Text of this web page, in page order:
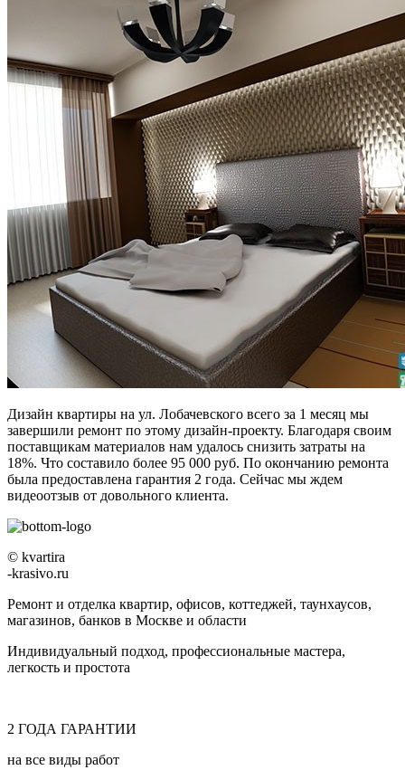
Дизайн квартиры на ул. Лобачевского всего за 1 месяц мы
завершили ремонт по этому дизайн-проекту. Благодаря своим
поставщикам материалов нам удалось снизить затраты на
18%. Что составило более 95 000 руб. По окончанию ремонта
была предоставлена гарантия 2 года. Сейчас мы ждем
видеоотзыв от довольного клиента.
© kvartira
-krasivo.ru
Ремонт и отделка квартир, офисов, коттеджей, таунхаусов,
магазинов, банков в Москве и области
Индивидуальный подход, профессиональные мастера,
легкость и простота
2 ГОДА ГАРАНТИИ
на все виды работ